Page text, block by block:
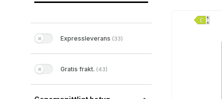
Expressleverans (33)
Gratis frakt. (43)